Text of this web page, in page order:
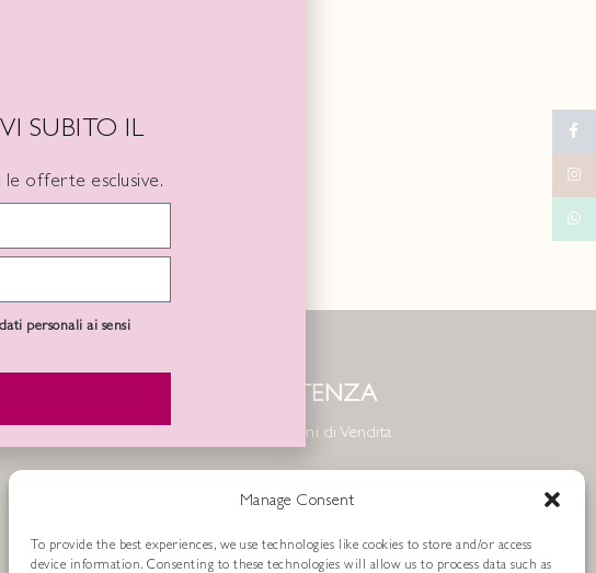
Manage Consent
To provide the best experiences, we use technologies like cookies to store and/or access
device information. Consenting to these technologies will allow us to process data such as
26
ASSISTENZA
Condizioni di Vendita
Metodi di Pagamento
Spedizioni
SUBITO IL
offerte esclusive.
personali ai sensi